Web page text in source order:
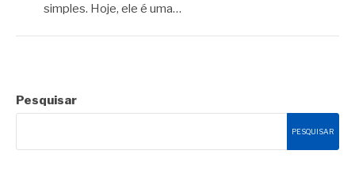
simples. Hoje, ele é uma…
Pesquisar
PESQUISAR